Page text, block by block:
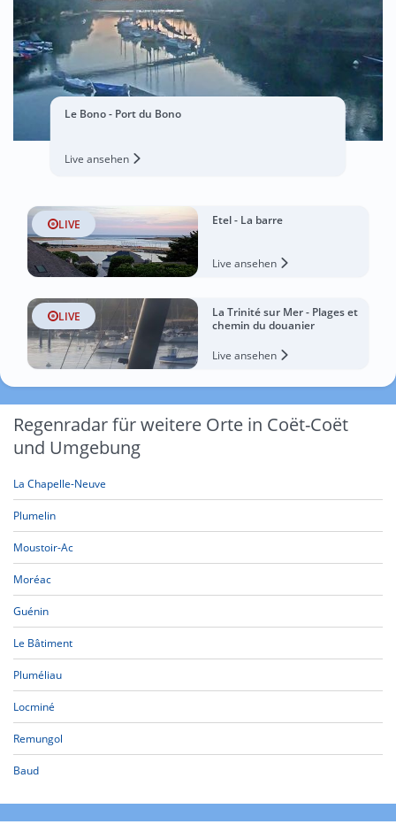
Le Bono - Port du Bono
Live ansehen
LIVE Etel - La barre
Live ansehen
LIVE
La Trinité sur Mer - Plages et
chemin du douanier
Live ansehen
Regenradar für weitere Orte in Coët-Coët
und Umgebung
La Chapelle-Neuve
Plumelin
Moustoir-Ac
Moréac
Guénin
Le Bâtiment
Pluméliau
Locminé
Remungol
Baud